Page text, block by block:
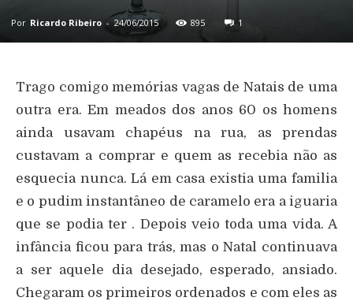
Por Ricardo Ribeiro - 24/06/2015 895 1
Trago comigo memórias vagas de Natais de uma
outra era. Em meados dos anos 60 os homens
ainda usavam chapéus na rua, as prendas
custavam a comprar e quem as recebia não as
esquecia nunca. Lá em casa existia uma familia
e o pudim instantâneo de caramelo era a iguaria
que se podia ter . Depois veio toda uma vida. A
infância ficou para trás, mas o Natal continuava
a ser aquele dia desejado, esperado, ansiado.
Chegaram os primeiros ordenados e com eles as